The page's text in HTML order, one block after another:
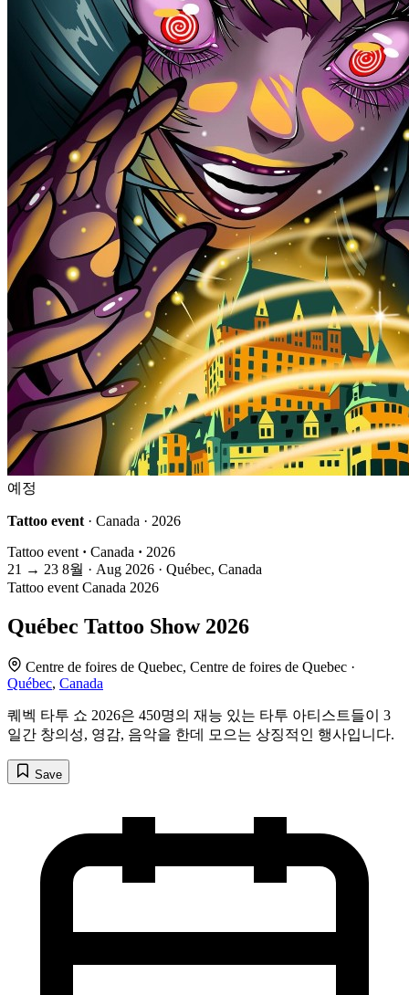
예정
Tattoo event · Canada · 2026
Tattoo event · Canada · 2026
21 → 23 8월 · Aug 2026 · Québec, Canada
Tattoo event Canada 2026
Québec Tattoo Show 2026
Centre de foires de Quebec, Centre de foires de Quebec ·
Québec, Canada
퀘벡 타투 쇼 2026은 450명의 재능 있는 타투 아티스트들이 3
일간 창의성, 영감, 음악을 한데 모으는 상징적인 행사입니다.
Save